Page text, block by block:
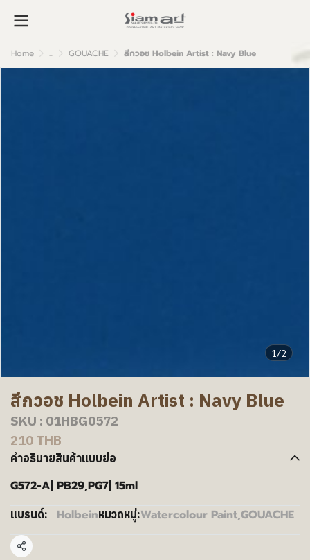
Home ... GOUACHE สีกวอช Holbein Artist : Navy Blue
1/2
สีกวอช Holbein Artist : Navy Blue
SKU : 01HBG0572
210 THB
คำอธิบายสินค้าแบบย่อ
G572-A| PB29,PG7| 15ml
แบรนด์: Holbeinหมวดหมู่:Watercolour Paint,GOUACHE
แชร์